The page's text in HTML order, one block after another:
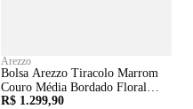
Arezzo
Bolsa Arezzo Tiracolo Marrom
Couro Média Bordado Floral E
Pedraria
R$ 1.299,90